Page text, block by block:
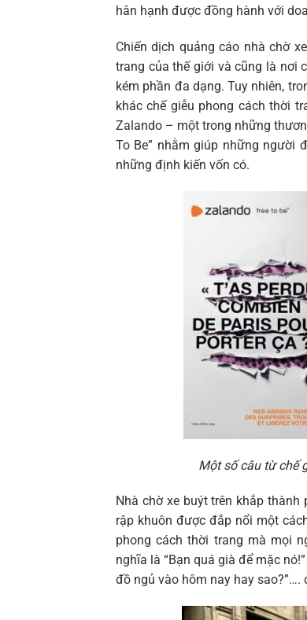
hân hạnh được đồng hành với
Chiến dịch quảng cáo nhà chờ
trang của thế giới và cũng là nơi
kém phần đa dạng. Tuy nhiên,
khác chế giễu phong cách thời
Zalando – một trong những
To Be” nhằm giúp những người
những định kiến vốn có.
Một số câu từ chế
Nhà chờ xe buýt trên khắp
rập khuôn được đắp nổi một
phong cách thời trang mà mọi
nghĩa là “Bạn quá già để mặc
đồ ngủ vào hôm nay hay sao?”….